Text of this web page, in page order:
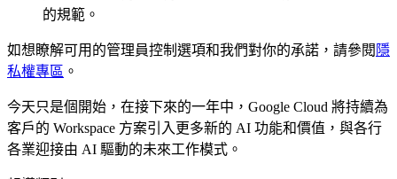
的規範。
如想瞭解可用的管理員控制選項和我們對你的承諾，請參閱 隱
私權專區 。
今天只是個開始，在接下來的一年中，Google Cloud 將持續為
客戶的 Workspace 方案引入更多新的 AI 功能和價值，與各行
各業迎接由 AI 驅動的未來工作模式。